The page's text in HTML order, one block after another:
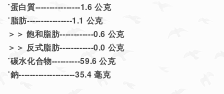
˙蛋白質----------------1.6 公克
˙脂肪----------------1.1 公克
＞＞ 飽和脂肪------------0.6 公克
＞＞ 反式脂肪------------0.0 公克
˙碳水化合物----------59.6 公克
˙鈉--------------------35.4 毫克